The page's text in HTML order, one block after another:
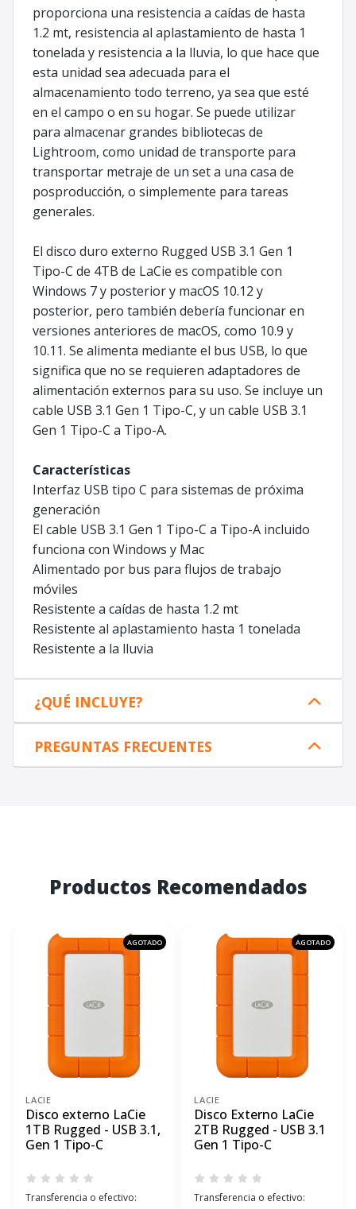
proporciona una resistencia a caídas de hasta
1.2 mt, resistencia al aplastamiento de hasta 1
tonelada y resistencia a la lluvia, lo que hace que
esta unidad sea adecuada para el
almacenamiento todo terreno, ya sea que esté
en el campo o en su hogar. Se puede utilizar
para almacenar grandes bibliotecas de
Lightroom, como unidad de transporte para
transportar metraje de un set a una casa de
posproducción, o simplemente para tareas
generales.
El disco duro externo Rugged USB 3.1 Gen 1
Tipo-C de 4TB de LaCie es compatible con
Windows 7 y posterior y macOS 10.12 y
posterior, pero también debería funcionar en
versiones anteriores de macOS, como 10.9 y
10.11. Se alimenta mediante el bus USB, lo que
significa que no se requieren adaptadores de
alimentación externos para su uso. Se incluye un
cable USB 3.1 Gen 1 Tipo-C, y un cable USB 3.1
Gen 1 Tipo-C a Tipo-A.
Características
Interfaz USB tipo C para sistemas de próxima
generación
El cable USB 3.1 Gen 1 Tipo-C a Tipo-A incluido
funciona con Windows y Mac
Alimentado por bus para flujos de trabajo
móviles
Resistente a caídas de hasta 1.2 mt
Resistente al aplastamiento hasta 1 tonelada
Resistente a la lluvia
¿QUÉ INCLUYE?
PREGUNTAS FRECUENTES
Productos Recomendados
AGOTADO
LACIE
Disco externo LaCie
1TB Rugged - USB 3.1,
Gen 1 Tipo-C
Transferencia o efectivo:
AGOTADO
LACIE
Disco Externo LaCie
2TB Rugged - USB 3.1
Gen 1 Tipo-C
Transferencia o efectivo: